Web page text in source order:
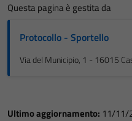
Questa pagina è gestita da
Protocollo - Sportello
Via del Municipio, 1 - 16015
Ultimo aggiornamento: 11/11/